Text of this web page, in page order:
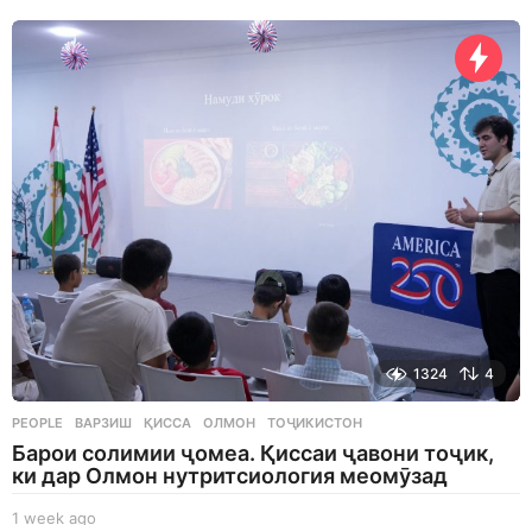
a
g
o
1324 4
PEOPLE ВАРЗИШ ,ҚИССА ,ОЛМОН ,ТОҶИКИСТОН
Барои солимии ҷомеа. Қиссаи ҷавони тоҷик,
ки дар Олмон нутритсиология меомӯзад
1 week ago